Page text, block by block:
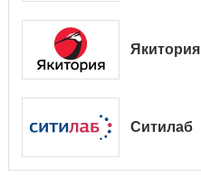
Якитория
Ситилаб